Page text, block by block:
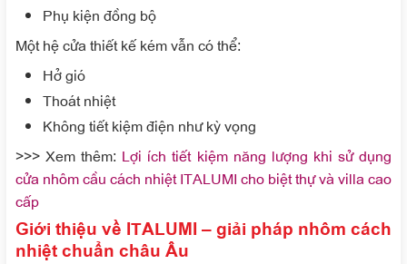
Phụ kiện đồng bộ
Một hệ cửa thiết kế kém vẫn có thể:
Hở gió
Thoát nhiệt
Không tiết kiệm điện như kỳ vọng
>>> Xem thêm: Lợi ích tiết kiệm năng lượng khi sử dụng
cửa nhôm cầu cách nhiệt ITALUMI cho biệt thự và villa cao
cấp
Giới thiệu về ITALUMI – giải pháp nhôm cách
nhiệt chuẩn châu Âu